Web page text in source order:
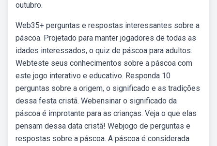
outubro.
Web35+ perguntas e respostas interessantes sobre a
páscoa. Projetado para manter jogadores de todas as
idades interessados, o quiz de páscoa para adultos.
Webteste seus conhecimentos sobre a páscoa com
este jogo interativo e educativo. Responda 10
perguntas sobre a origem, o significado e as tradições
dessa festa cristã. Webensinar o significado da
páscoa é improtante para as crianças. Veja o que elas
pensam dessa data cristã! Webjogo de perguntas e
respostas sobre a páscoa. A páscoa é considerada